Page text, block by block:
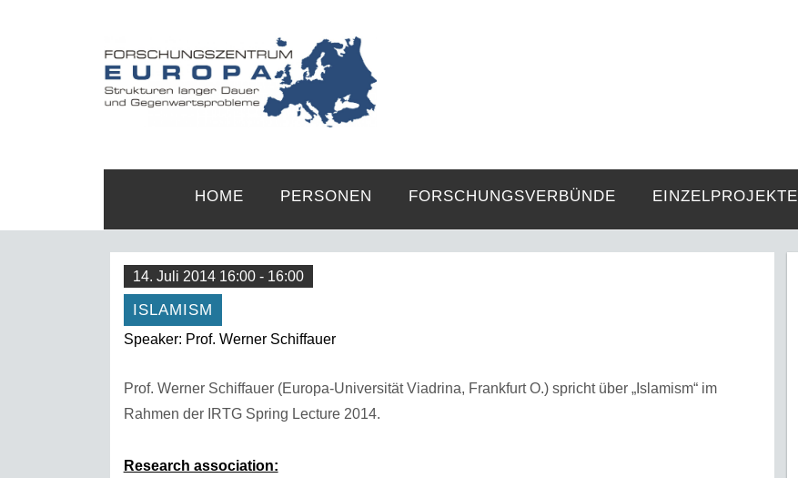
HOME PERSONEN FORSCHUNGSVERBÜNDE EINZELPROJEKTE
14. Juli 2014 16:00 - 16:00
ISLAMISM
Speaker: Prof. Werner Schiffauer
Prof. Werner Schiffauer (Europa-Universität Viadrina, Frankfurt O.) spricht über „Islamism“ im
Rahmen der IRTG Spring Lecture 2014.
Research association: